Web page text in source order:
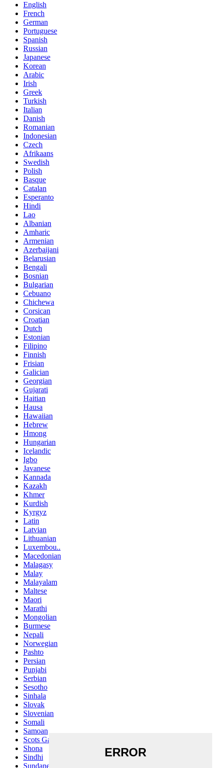
English
French
German
Portuguese
Spanish
Russian
Japanese
Korean
Arabic
Irish
Greek
Turkish
Italian
Danish
Romanian
Indonesian
Czech
Afrikaans
Swedish
Polish
Basque
Catalan
Esperanto
Hindi
Lao
Albanian
Amharic
Armenian
Azerbaijani
Belarusian
Bengali
Bosnian
Bulgarian
Cebuano
Chichewa
Corsican
Croatian
Dutch
Estonian
Filipino
Finnish
Frisian
Galician
Georgian
Gujarati
Haitian
Hausa
Hawaiian
Hebrew
Hmong
Hungarian
Icelandic
Igbo
Javanese
Kannada
Kazakh
Khmer
Kurdish
Kyrgyz
Latin
Latvian
Lithuanian
Luxembou..
Macedonian
Malagasy
Malay
Malayalam
Maltese
Maori
Marathi
Mongolian
Burmese
Nepali
Norwegian
Pashto
Persian
Punjabi
Serbian
Sesotho
Sinhala
Slovak
Slovenian
Somali
Samoan
Scots Gaelic
Shona
Sindhi
Sundanese